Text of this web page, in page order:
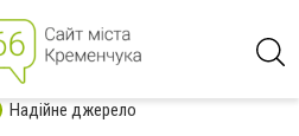
Надійне джерело